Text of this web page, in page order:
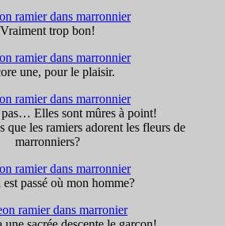
Vraiment trop bon!
une, pour le plaisir.
pas… Elles sont mûres à point!
que les ramiers adorent les fleurs de
marronniers?
passé où mon homme?